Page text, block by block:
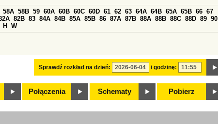
Sprawdź rozkład na dzień: i godzinę:
58A 58B 59 60A 60B 60C 60D 61 62 63 64A 64B 65A 65B 66 67
82B 83 84A 84B 85A 85B 86 87A 87B 88A 88B 88C 88D 89 90
H W
Połączenia Schematy Pobierz